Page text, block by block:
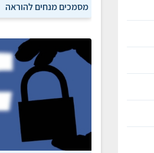
מסמכים מנחים להוראה